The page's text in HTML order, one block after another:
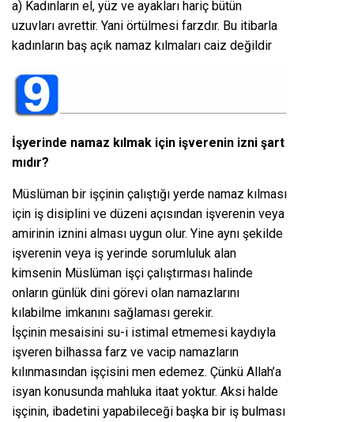
a) Kadınların el, yüz ve ayakları hariç bütün
uzuvları avrettir. Yani örtülmesi farzdır. Bu itibarla
kadınların baş açık namaz kılmaları caiz değildir
İşyerinde namaz kılmak için işverenin izni şart
mıdır?
Müslüman bir işçinin çalıştığı yerde namaz kılması
için iş disiplini ve düzeni açısından işverenin veya
amirinin iznini alması uygun olur. Yine aynı şekilde
işverenin veya iş yerinde sorumluluk alan
kimsenin Müslüman işçi çalıştırması halinde
onların günlük dini görevi olan namazlarını
kılabilme imkanını sağlaması gerekir.
İşçinin mesaisini su-i istimal etmemesi kaydıyla
işveren bilhassa farz ve vacip namazların
kılınmasından işçisini men edemez. Çünkü Allah’a
isyan konusunda mahluka itaat yoktur. Aksi halde
işçinin, ibadetini yapabileceği başka bir iş bulması